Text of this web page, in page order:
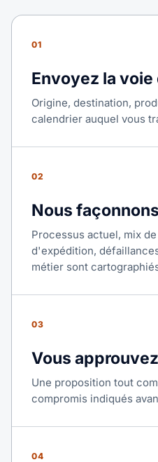
01
Envoyez la
Origine, destination,
calendrier auquel vous
02
Nous
Processus actuel, mix
d'expédition,
métier sont
03
Vous
Une proposition tout
compromis indiqués
04